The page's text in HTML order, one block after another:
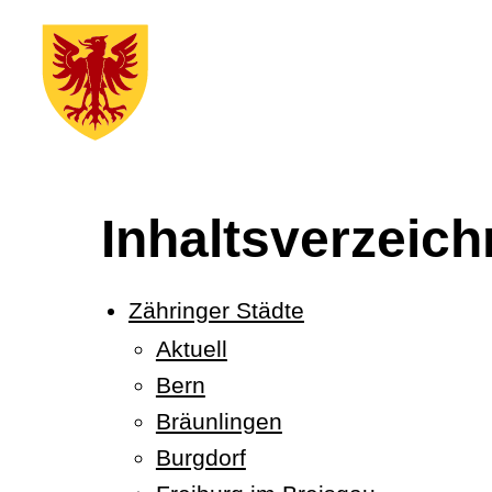
Zähringer Städte
Aktuell
Bern
Bräunlingen
Burgdorf